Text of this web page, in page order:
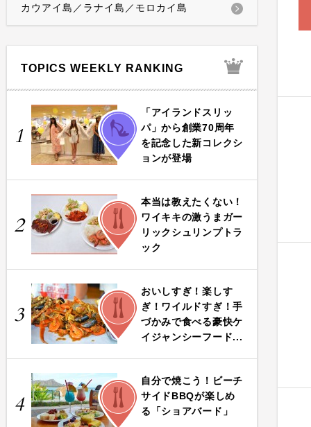
カウアイ島／ラナイ島／モロカイ島
TOPICS WEEKLY RANKING
1
FASHION
「アイランドスリッ
パ」から創業70周年
を記念した新コレクシ
ョンが登場
2
FOOD
本当は教えたくない！
ワイキキの激うまガー
リックシュリンプトラ
ック
3
FOOD
おいしすぎ！楽しす
ぎ！ワイルドすぎ！手
づかみで食べる豪快ケ
イジャンシーフード...
4
FOOD
自分で焼こう！ビーチ
サイドBBQが楽しめ
る「ショアバード」